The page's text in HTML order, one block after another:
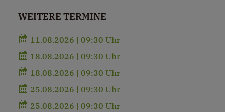
WEITERE TERMINE
11.08.2026 | 09:30 Uhr
18.08.2026 | 09:30 Uhr
18.08.2026 | 09:30 Uhr
25.08.2026 | 09:30 Uhr
25.08.2026 | 09:30 Uhr